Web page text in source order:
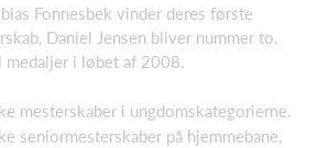
Fonnesbek vinder deres første
Daniel Jensen bliver nummer to.
i løbet af 2008.
mesterskaber i ungdomskategorierne.
seniormesterskaber på hjemmebane,